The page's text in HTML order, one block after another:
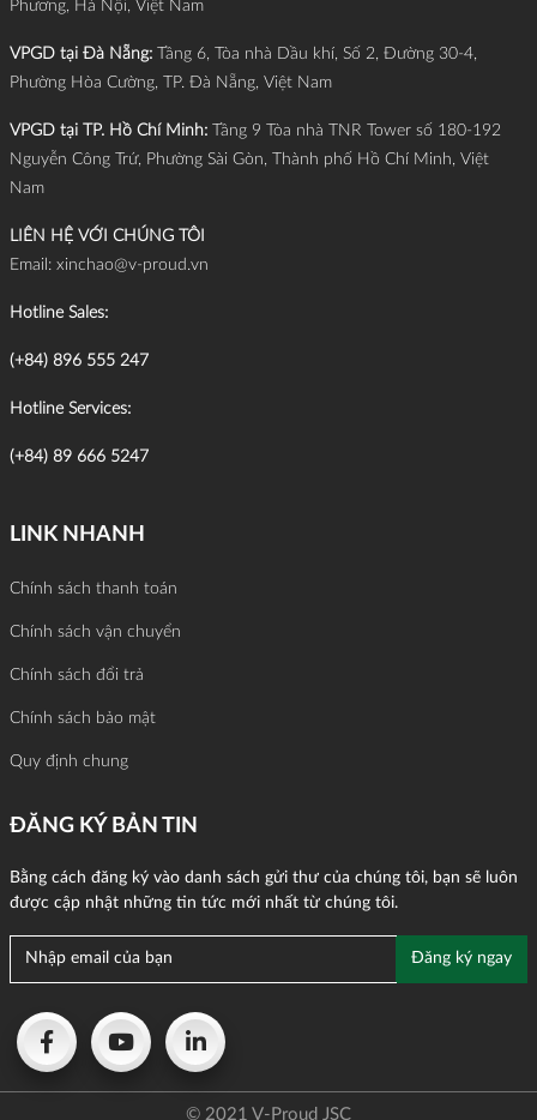
Phương, Hà Nội, Việt Nam
VPGD tại Đà Nẵng: Tầng 6, Tòa nhà Dầu khí, Số 2, Đường 30-4,
Phường Hòa Cường, TP. Đà Nẵng, Việt Nam
VPGD tại TP. Hồ Chí Minh: Tầng 9 Tòa nhà TNR Tower số 180-192
Nguyễn Công Trứ, Phường Sài Gòn, Thành phố Hồ Chí Minh, Việt
Nam
LIÊN HỆ VỚI CHÚNG TÔI
Email: xinchao@v-proud.vn
Hotline Sales:
(+84) 896 555 247
Hotline Services:
(+84) 89 666 5247
LINK NHANH
Chính sách thanh toán
Chính sách vận chuyển
Chính sách đổi trả
Chính sách bảo mật
Quy định chung
ĐĂNG KÝ BẢN TIN
Bằng cách đăng ký vào danh sách gửi thư của chúng tôi, bạn sẽ luôn
được cập nhật những tin tức mới nhất từ chúng tôi.
© 2021 V-Proud JSC